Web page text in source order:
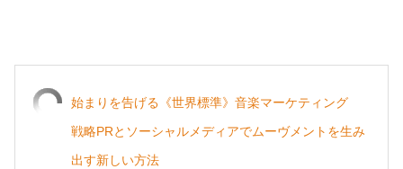
始まりを告げる《世界標準》音楽マーケティング
戦略PRとソーシャルメディアでムーヴメントを生み
出す新しい方法